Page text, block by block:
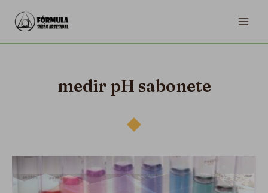
para
o
medir pH sabonete